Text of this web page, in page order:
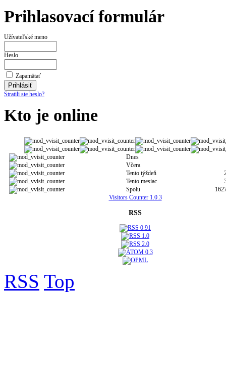
Prihlasovací formulár
Užívateľské meno
Heslo
Zapamätať
Stratili ste heslo?
Kto je online
Dnes
Včera
Tento týždeň
Tento mesiac
Spolu
Visitors Counter 1.0.3
RSS
RSS Top